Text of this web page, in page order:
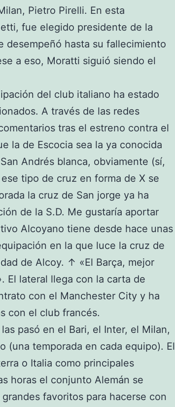
Pietro Pirelli. En esta
fue elegido presidente de la
desempeñó hasta su fallecimiento
a eso, Moratti siguió siendo el
del club italiano ha estado
A través de las redes
tras el estreno contra el
la de Escocia sea la ya conocida
Andrés blanca, obviamente (sí,
tipo de cruz en forma de X se
la cruz de San jorge ya ha
de la S.D. Me gustaría aportar
Alcoyano tiene desde hace unas
en la que luce la cruz de
de Alcoy. ↑ «El Barça, mejor
El lateral llega con la carta de
con el Manchester City y ha
con el club francés.
pasó en el Bari, el Inter, el Milan,
(una temporada en cada equipo). El
o Italia como principales
horas el conjunto Alemán se
favoritos para hacerse con